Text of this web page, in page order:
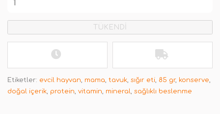
TÜKENDİ
Etiketler: evcil hayvan, mama, tavuk, sığır eti, 85 gr, konserve,
doğal içerik, protein, vitamin, mineral, sağlıklı beslenme